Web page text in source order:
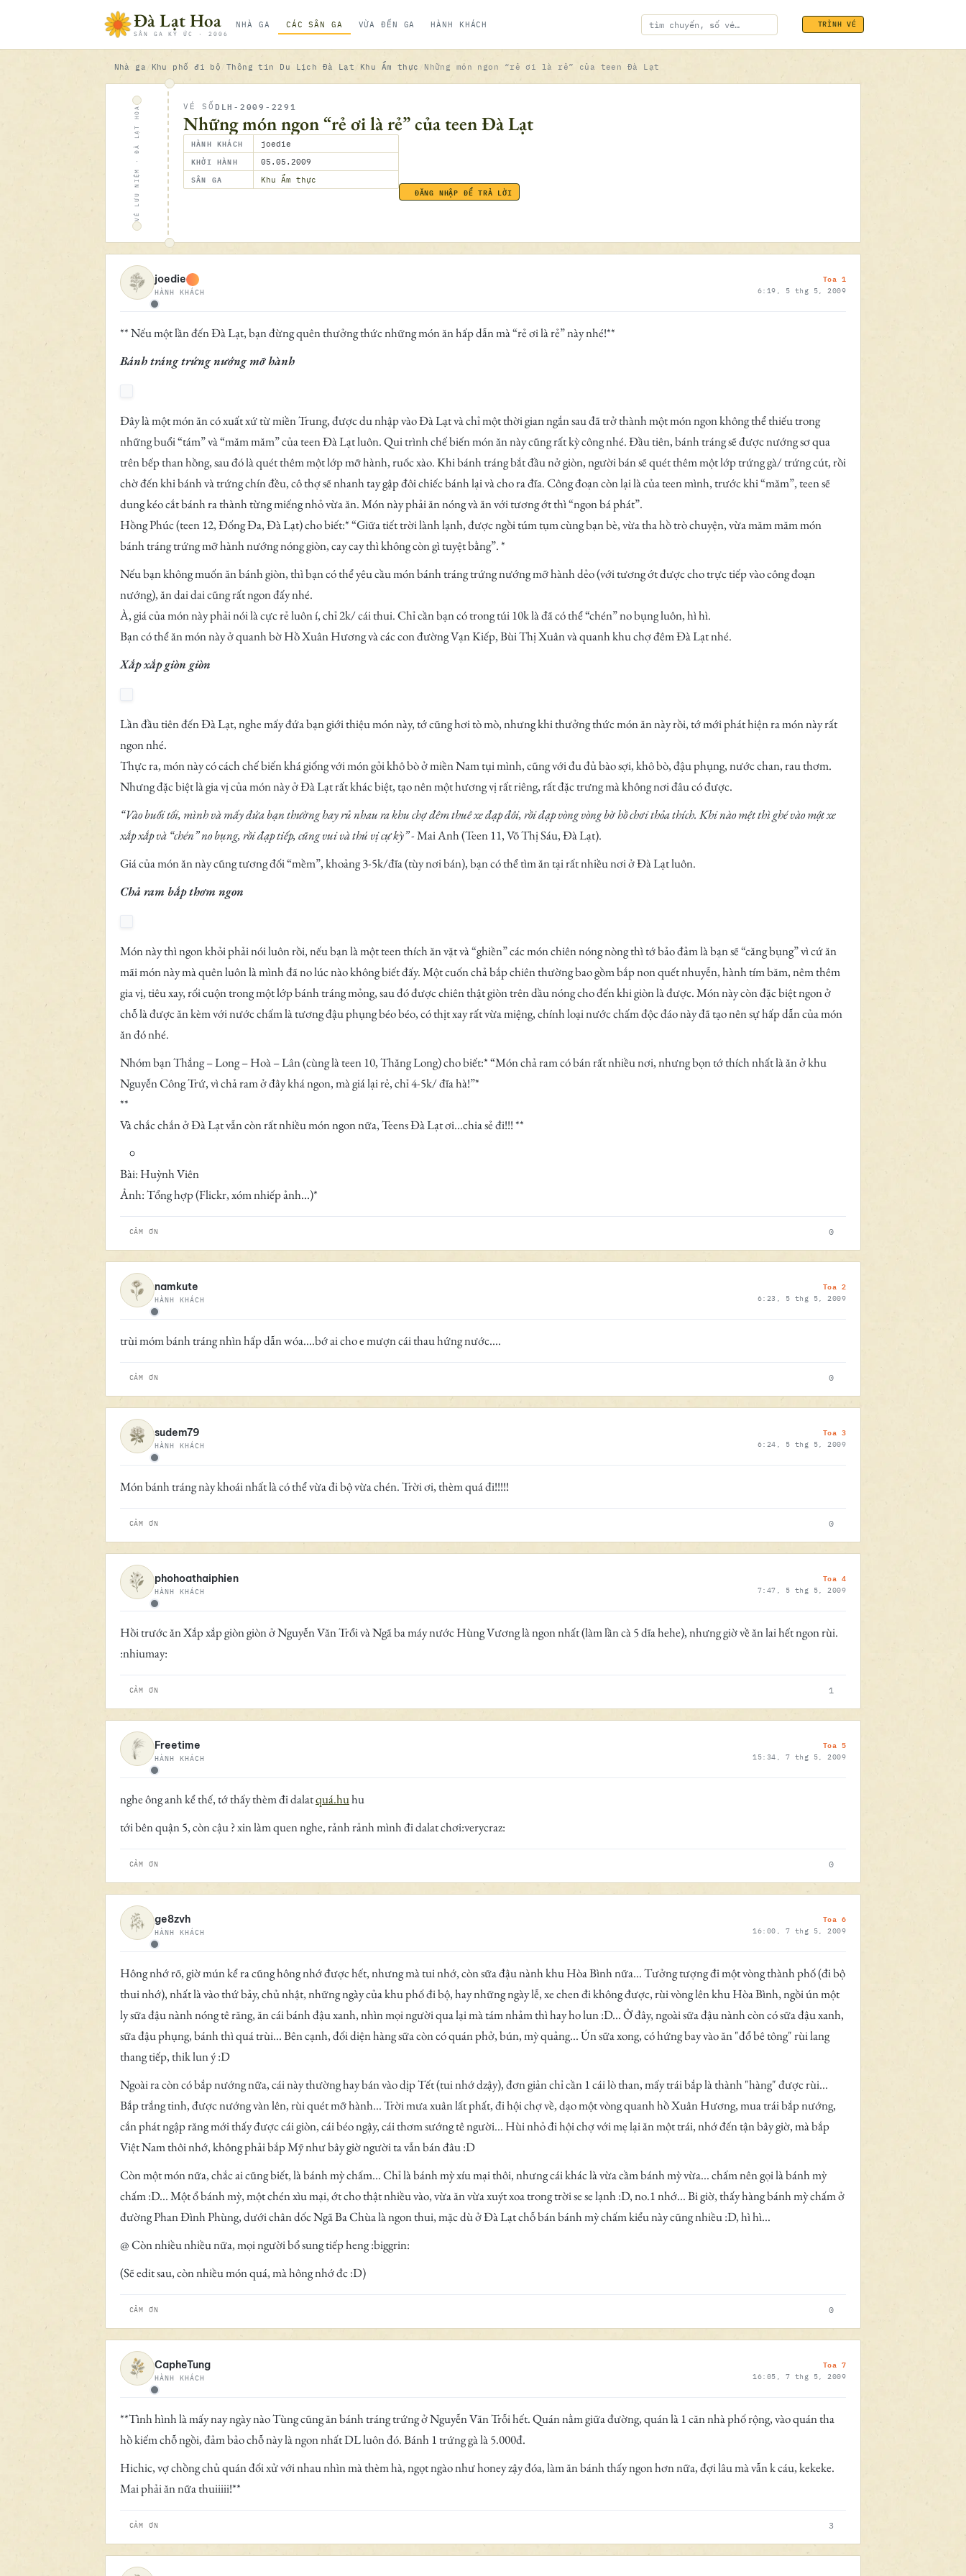
Đà Lạt Hoa
SÂN GA KÝ ỨC · 2006
NHÀ GA CÁC SÂN GA VỪA ĐẾN GA HÀNH KHÁCH TRÌNH VÉ
Nhà ga Khu phố đi bộ Thông tin Du Lịch Đà Lạt Khu Ẩm thực Những món ngon “rẻ ơi là rẻ” của teen Đà Lạt
VÉ LƯU NIỆM · ĐÀ LẠT HOA
05.05.2009
VÉ SỐ DLH-2009-2291
Những món ngon “rẻ ơi là rẻ” của teen Đà Lạt
HÀNH KHÁCH joedie
KHỞI HÀNH 05.05.2009
SÂN GA Khu Ẩm thực
ĐĂNG NHẬP ĐỂ TRẢ LỜI
Ngoại tuyến
joedie
HÀNH KHÁCH
Toa 1
6:19, 5 thg 5, 2009
** Nếu một lần đến Đà Lạt, bạn đừng quên thưởng thức những món ăn hấp dẫn mà “rẻ ơi là rẻ” này nhé!**
Bánh tráng trứng nướng mỡ hành
Đây là một món ăn có xuất xứ từ miền Trung, được du nhập vào Đà Lạt và chỉ một thời gian ngắn sau đã trở thành một món ngon không thể thiếu trong
những buổi “tám” và “măm măm” của teen Đà Lạt luôn. Qui trình chế biến món ăn này cũng rất kỳ công nhé. Đầu tiên, bánh tráng sẽ được nướng sơ qua
trên bếp than hồng, sau đó là quét thêm một lớp mỡ hành, ruốc xào. Khi bánh tráng bắt đầu nở giòn, người bán sẽ quét thêm một lớp trứng gà/ trứng cút, rồi
chờ đến khi bánh và trứng chín đều, cô thợ sẽ nhanh tay gập đôi chiếc bánh lại và cho ra đĩa. Công đoạn còn lại là của teen mình, trước khi “măm”, teen sẽ
dung kéo cắt bánh ra thành từng miếng nhỏ vừa ăn. Món này phải ăn nóng và ăn với tương ớt thì “ngon bá phát”.
Hồng Phúc (teen 12, Đống Đa, Đà Lạt) cho biết:* “Giữa tiết trời lành lạnh, được ngồi túm tụm cùng bạn bè, vừa tha hồ trò chuyện, vừa măm măm món
bánh tráng trứng mỡ hành nướng nóng giòn, cay cay thì không còn gì tuyệt bằng”. *
Nếu bạn không muốn ăn bánh giòn, thì bạn có thể yêu cầu món bánh tráng trứng nướng mỡ hành dẻo (với tương ớt được cho trực tiếp vào công đoạn
nướng), ăn dai dai cũng rất ngon đấy nhé.
À, giá của món này phải nói là cực rẻ luôn í, chỉ 2k/ cái thui. Chỉ cần bạn có trong túi 10k là đã có thể “chén” no bụng luôn, hì hì.
Bạn có thể ăn món này ở quanh bờ Hồ Xuân Hương và các con đường Vạn Kiếp, Bùi Thị Xuân và quanh khu chợ đêm Đà Lạt nhé.
Xắp xắp giòn giòn
Lần đầu tiên đến Đà Lạt, nghe mấy đứa bạn giới thiệu món này, tớ cũng hơi tò mò, nhưng khi thưởng thức món ăn này rồi, tớ mới phát hiện ra món này rất
ngon nhé.
Thực ra, món này có cách chế biến khá giống với món gỏi khô bò ở miền Nam tụi mình, cũng với đu đủ bào sợi, khô bò, đậu phụng, nước chan, rau thơm.
Nhưng đặc biệt là gia vị của món này ở Đà Lạt rất khác biệt, tạo nên một hương vị rất riêng, rất đặc trưng mà không nơi đâu có được.
“Vào buổi tối, mình và mấy đứa bạn thường hay rủ nhau ra khu chợ đêm thuê xe đạp đôi, rồi đạp vòng vòng bờ hồ chơi thỏa thích. Khi nào mệt thì ghé vào một xe
xắp xắp và “chén” no bụng, rồi đạp tiếp, cũng vui và thú vị cự kỳ”- Mai Anh (Teen 11, Võ Thị Sáu, Đà Lạt).
Giá của món ăn này cũng tương đối “mềm”, khoảng 3-5k/đĩa (tùy nơi bán), bạn có thể tìm ăn tại rất nhiều nơi ở Đà Lạt luôn.
Chả ram bắp thơm ngon
Món này thì ngon khỏi phải nói luôn rồi, nếu bạn là một teen thích ăn vặt và “ghiền” các món chiên nóng nòng thì tớ bảo đảm là bạn sẽ “căng bụng” vì cứ ăn
mãi món này mà quên luôn là mình đã no lúc nào không biết đấy. Một cuốn chả bắp chiên thường bao gồm bắp non quết nhuyễn, hành tím băm, nêm thêm
gia vị, tiêu xay, rối cuộn trong một lớp bánh tráng mỏng, sau đó được chiên thật giòn trên dầu nóng cho đến khi giòn là được. Món này còn đặc biệt ngon ở
chỗ là được ăn kèm với nước chấm là tương đậu phụng béo béo, có thịt xay rất vừa miệng, chính loại nước chấm độc đáo này đã tạo nên sự hấp dẫn của món
ăn đó nhé.
Nhóm bạn Thắng – Long – Hoà – Lân (cùng là teen 10, Thăng Long) cho biết:* “Món chả ram có bán rất nhiều nơi, nhưng bọn tớ thích nhất là ăn ở khu
Nguyễn Công Trứ, vì chả ram ở đây khá ngon, mà giá lại rẻ, chỉ 4-5k/ đĩa hà!”*
**
Và chắc chắn ở Đà Lạt vẫn còn rất nhiều món ngon nữa, Teens Đà Lạt ơi...chia sẻ đi!!! **
Bài: Huỳnh Viên
Ảnh: Tổng hợp (Flickr, xóm nhiếp ảnh...)*
CẢM ƠN 0
Ngoại tuyến
namkute
HÀNH KHÁCH
Toa 2
6:23, 5 thg 5, 2009
trùi móm bánh tráng nhìn hấp dẫn wóa....bớ ai cho e mượn cái thau hứng nước....
CẢM ƠN 0
Ngoại tuyến
sudem79
HÀNH KHÁCH
Toa 3
6:24, 5 thg 5, 2009
Món bánh tráng này khoái nhất là có thể vừa đi bộ vừa chén. Trời ơi, thèm quá đi!!!!!
CẢM ƠN 0
Ngoại tuyến
phohoathaiphien
HÀNH KHÁCH
Toa 4
7:47, 5 thg 5, 2009
Hồi trước ăn Xắp xắp giòn giòn ở Nguyễn Văn Trổi và Ngã ba máy nước Hùng Vương là ngon nhất (làm lần cà 5 dĩa hehe), nhưng giờ về ăn lai hết ngon rùi.
:nhiumay:
CẢM ƠN 1
Ngoại tuyến
Freetime
HÀNH KHÁCH
Toa 5
15:34, 7 thg 5, 2009
nghe ông anh kể thế, tớ thấy thèm đi dalatquá.huhu
tới bên quận 5, còn cậu ? xin làm quen nghe, rảnh rảnh mình đi dalat chơi:verycraz:
CẢM ƠN 0
Ngoại tuyến
ge8zvh
HÀNH KHÁCH
Toa 6
16:00, 7 thg 5, 2009
Hông nhớ rõ, giờ mún kể ra cũng hông nhớ được hết, nhưng mà tui nhớ, còn sữa đậu nành khu Hòa Bình nữa... Tưởng tượng đi một vòng thành phố (đi bộ
thui nhớ), nhất là vào thứ bảy, chủ nhật, những ngày của khu phố đi bộ, hay những ngày lễ, xe chen đi không được, rùi vòng lên khu Hòa Bình, ngồi ún một
ly sữa đậu nành nóng tê răng, ăn cái bánh đậu xanh, nhìn mọi người qua lại mà tám nhảm thì hay ho lun :D... Ở đây, ngoài sữa đậu nành còn có sữa đậu xanh,
sữa đậu phụng, bánh thì quá trùi... Bên cạnh, đối diện hàng sữa còn có quán phở, bún, mỳ quảng... Ún sữa xong, có hứng bay vào ăn "đổ bê tông" rùi lang
thang tiếp, thik lun ý :D
Ngoài ra còn có bắp nướng nữa, cái này thường hay bán vào dịp Tết (tui nhớ dzậy), đơn giản chỉ cần 1 cái lò than, mấy trái bắp là thành "hàng" được rùi...
Bắp trắng tinh, được nướng vàn lên, rùi quét mỡ hành... Trời mưa xuân lất phất, đi hội chợ về, dạo một vòng quanh hồ Xuân Hương, mua trái bắp nướng,
cắn phát ngập răng mới thấy được cái giòn, cái béo ngậy, cái thơm sướng tê người... Hùi nhỏ đi hội chợ với mẹ lại ăn một trái, nhớ đến tận bây giờ, mà bắp
Việt Nam thôi nhớ, không phải bắp Mỹ như bây giờ người ta vẫn bán đâu :D
Còn một món nữa, chắc ai cũng biết, là bánh mỳ chấm... Chỉ là bánh mỳ xíu mại thôi, nhưng cái khác là vừa cầm bánh mỳ vừa... chấm nên gọi là bánh mỳ
chấm :D... Một ổ bánh mỳ, một chén xìu mại, ớt cho thật nhiều vào, vừa ăn vừa xuýt xoa trong trời se se lạnh :D, no.1 nhớ... Bi giờ, thấy hàng bánh mỳ chấm ở
đường Phan Đình Phùng, dưới chân dốc Ngã Ba Chùa là ngon thui, mặc dù ở Đà Lạt chỗ bán bánh mỳ chấm kiểu này cũng nhiều :D, hì hì...
@ Còn nhiều nhiều nữa, mọi người bổ sung tiếp heng :biggrin:
(Sẽ edit sau, còn nhiều món quá, mà hông nhớ đc :D)
CẢM ƠN 0
Ngoại tuyến
CapheTung
HÀNH KHÁCH
Toa 7
16:05, 7 thg 5, 2009
**Tình hình là mấy nay ngày nào Tùng cũng ăn bánh tráng trứng ở Nguyễn Văn Trỗi hết. Quán nằm giữa đường, quán là 1 căn nhà phố rộng, vào quán tha
hồ kiếm chỗ ngồi, đảm bảo chỗ này là ngon nhất DL luôn đó. Bánh 1 trứng gà là 5.000đ.
Hichic, vợ chồng chủ quán đối xử với nhau nhìn mà thèm hà, ngọt ngào như honey zậy đóa, làm ăn bánh thấy ngon hơn nữa, đợi lâu mà vẫn k cáu, kekeke.
Mai phải ăn nữa thuiiiii!**
CẢM ƠN 3